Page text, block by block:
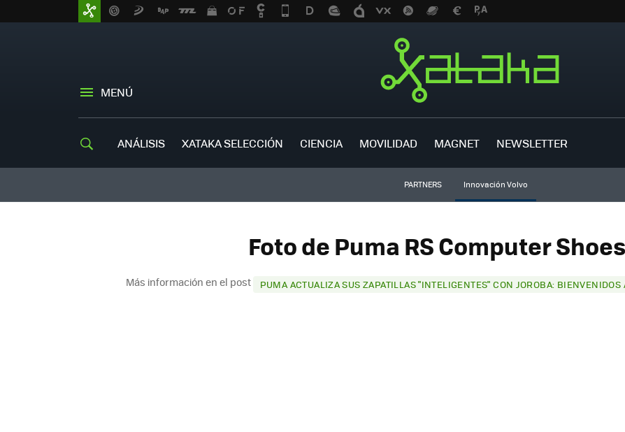
MENÚ
ANÁLISIS XATAKA SELECCIÓN CIENCIA MOVILIDAD MAGNET NEWSLETTER
PARTNERS Innovación Volvo
Foto de Puma RS Computer
Más información en el post PUMA ACTUALIZA SUS ZAPATILLAS "INTELIGENTES" CON JOROBA: